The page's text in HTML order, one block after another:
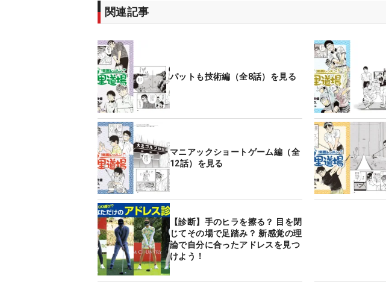
関連記事
パットも技術編（全8話）を見る
マニアックショートゲーム編（全
12話）を見る
【診断】手のヒラを擦る？ 目を閉
じてその場で足踏み？ 新感覚の理
論で自分に合ったアドレスを見つ
けよう！